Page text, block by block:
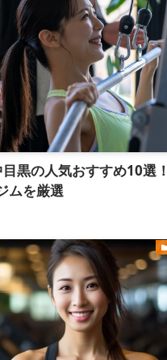
目黒の人気おすすめ10選
ムを厳選